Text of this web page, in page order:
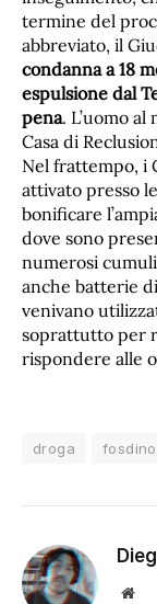
termine del
abbreviato, il
condanna a 18
espulsione dal
pena. L’uomo
Casa di
Nel frattempo, i
attivato presso
bonificare
dove sono
numerosi
anche batterie
venivano
soprattutto per
rispondere alle
droga
Sito